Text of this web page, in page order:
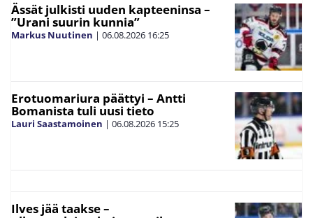
Ässät julkisti uuden kapteeninsa –
”Urani suurin kunnia”
Markus Nuutinen | 06.08.2026 16:25
Erotuomariura päättyi – Antti
Bomanista tuli uusi tieto
Lauri Saastamoinen | 06.08.2026 15:25
Ilves jää taakse –